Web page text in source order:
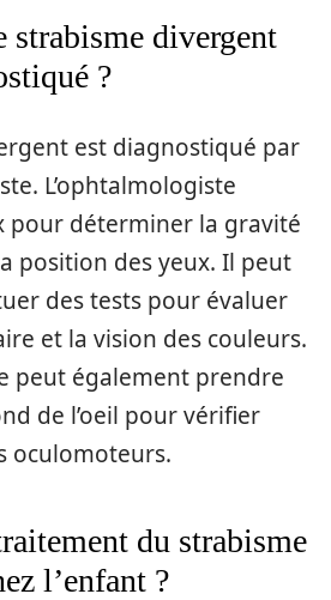
strabisme divergent
?
est diagnostiqué par
L’ophtalmologiste
pour déterminer la gravité
position des yeux. Il peut
des tests pour évaluer
et la vision des couleurs.
peut également prendre
de l’oeil pour vérifier
oculomoteurs.
du strabisme
l’enfant ?